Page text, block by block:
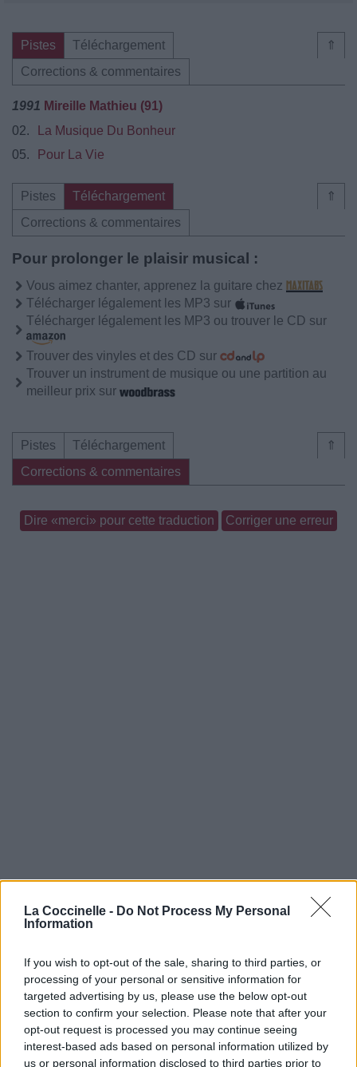
La Coccinelle - Do Not Process My Personal
Information
If you wish to opt-out of the sale, sharing to third parties, or
processing of your personal or sensitive information for
targeted advertising by us, please use the below opt-out
section to confirm your selection. Please note that after your
opt-out request is processed you may continue seeing
interest-based ads based on personal information utilized by
us or personal information disclosed to third parties prior to
⇑
Pistes
Téléchargement
Corrections & commentaires
1991 Mireille Mathieu (91)
02.
La Musique Du Bonheur
05.
Pour La Vie
⇑
Pistes
Téléchargement
Corrections & commentaires
Pour prolonger le plaisir musical :
Vous aimez chanter, apprenez la guitare chez
Télécharger légalement les MP3 sur
Télécharger légalement les MP3 ou trouver le CD sur
Trouver des vinyles et des CD sur
Trouver un instrument de musique ou une partition au
meilleur prix sur
⇑
Pistes
Téléchargement
Corrections & commentaires
Dire «merci» pour cette traduction Corriger une erreur